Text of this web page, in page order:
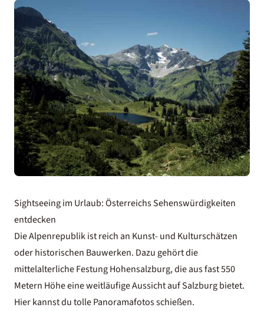
Sightseeing im Urlaub: Österreichs Sehenswürdigkeiten
entdecken
Die Alpenrepublik ist reich an Kunst- und Kulturschätzen
oder historischen Bauwerken. Dazu gehört die
mittelalterliche Festung Hohensalzburg, die aus fast 550
Metern Höhe eine weitläufige Aussicht auf Salzburg bietet.
Hier kannst du tolle Panoramafotos schießen.